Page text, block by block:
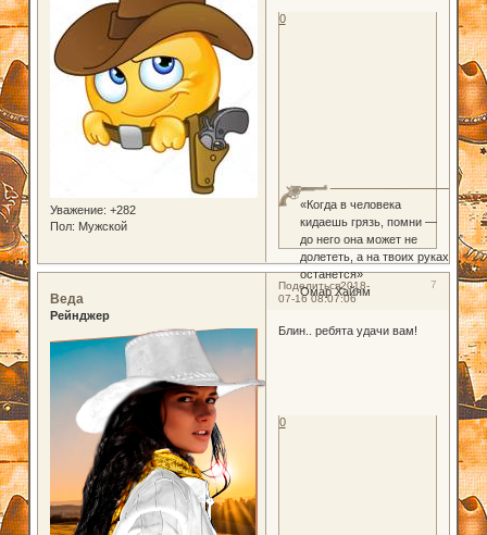
Уважение: +282
Пол: Мужской
«Когда в человека
кидаешь грязь, помни —
до него она может не
долететь, а на твоих руках
останется»
Омар Хайям
0
Поделиться 7
2018-
07-16 08:07:06
Веда
Рейнджер
Блин.. ребята удачи вам!
0